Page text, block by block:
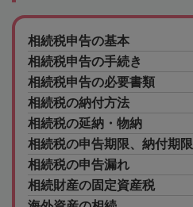
相続税申告の基本
相続税申告の手続き
相続税申告の必要書類
相続税の納付方法
相続税の延納・物納
相続税の申告期限、納付期限
相続税の申告漏れ
相続財産の固定資産税